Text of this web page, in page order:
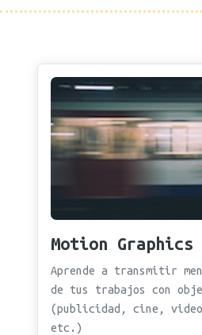
Motion Graphics
Aprende a transmitir
de tus trabajos con
(publicidad, cine,
etc.)